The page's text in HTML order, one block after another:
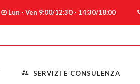
Lun - Ven 9:00/12:30 - 14:30/18:00
SERVIZI E CONSULENZA